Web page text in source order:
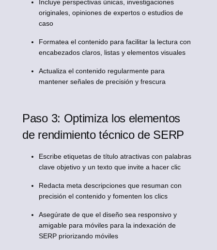
Incluye perspectivas únicas, investigaciones
originales, opiniones de expertos o estudios de
caso
Formatea el contenido para facilitar la lectura con
encabezados claros, listas y elementos visuales
Actualiza el contenido regularmente para
mantener señales de precisión y frescura
Paso 3: Optimiza los elementos
de rendimiento técnico de SERP
Escribe etiquetas de título atractivas con palabras
clave objetivo y un texto que invite a hacer clic
Redacta meta descripciones que resuman con
precisión el contenido y fomenten los clics
Asegúrate de que el diseño sea responsivo y
amigable para móviles para la indexación de
SERP priorizando móviles